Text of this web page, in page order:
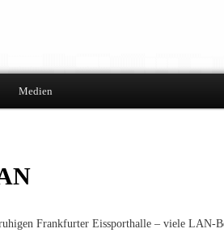
Medien
Frankfurter Eissporthalle – viele LAN-